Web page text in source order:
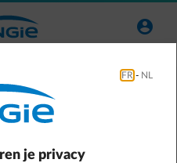
normal-account-circle
FR - NL
je privacy